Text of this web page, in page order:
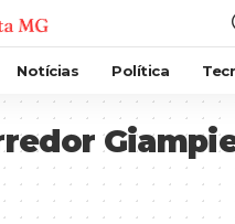
Notícias Política